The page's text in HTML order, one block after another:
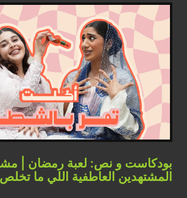
بودكاست و نص: لعبة رمضان |
المشتهدين العاطفية اللي ما تخلص